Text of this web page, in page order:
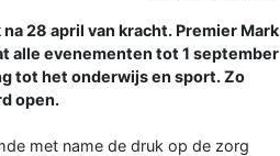
28 april van kracht. Premier Mark
alle evenementen tot 1 september
tot het onderwijs en sport. Zo
open.
met name de druk op de zorg